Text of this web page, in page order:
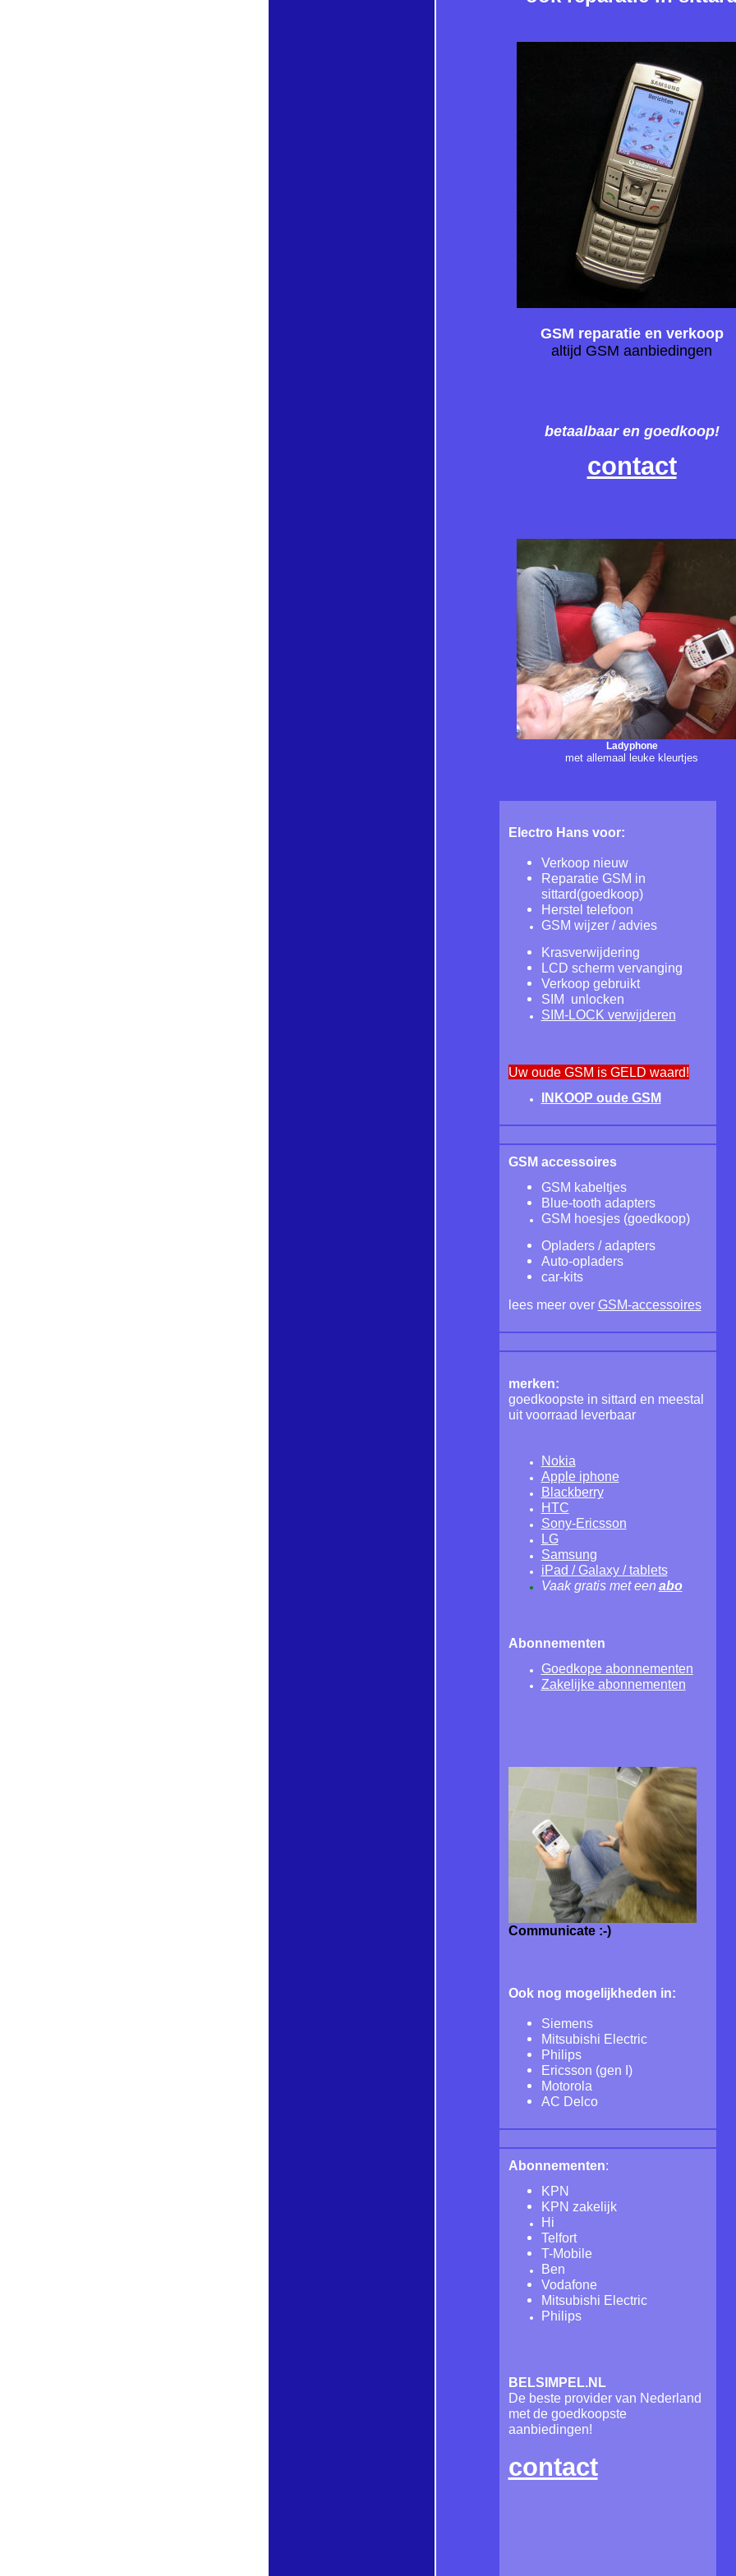
GSM reparatie en verkoop
altijd GSM aanbiedingen
betaalbaar en goedkoop!
contact
Ladyphone
met allemaal leuke kleurtjes
Electro Hans voor:
Verkoop nieuw
Reparatie GSM in
sittard(goedkoop)
Herstel telefoon
GSM wijzer / advies
Krasverwijdering
LCD scherm vervanging
Verkoop gebruikt
SIM unlocken
SIM-LOCK verwijderen
Uw oude GSM is GELD waard!
INKOOP oude GSM
GSM accessoires
GSM kabeltjes
Blue-tooth adapters
GSM hoesjes(goedkoop)
Opladers / adapters
Auto-opladers
car-kits
lees meer over GSM-accessoires
merken:
goedkoopste in sittard en meestal
uit voorraad leverbaar
Nokia
Apple iphone
Blackberry
HTC
Sony-Ericsson
LG
Samsung
iPad / Galaxy / tablets
Vaak gratis met een abo
Abonnementen
Goedkope abonnementen
Zakelijke abonnementen
Communicate :-)
Ook nog mogelijkheden in:
Siemens
Mitsubishi Electric
Philips
Ericsson (gen I)
Motorola
AC Delco
Abonnementen:
KPN
KPN zakelijk
Hi
Telfort
T-Mobile
Ben
Vodafone
Mitsubishi Electric
Philips
BELSIMPEL.NL
De beste provider van Nederland
met de goedkoopste
aanbiedingen!
contact